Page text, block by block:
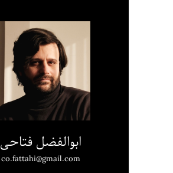
ابوالفضل فتاحی
co.fattahi@gmail.com